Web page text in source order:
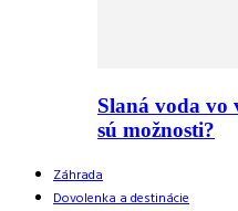
Slaná voda vo
sú možnosti?
Záhrada
Dovolenka a destinácie